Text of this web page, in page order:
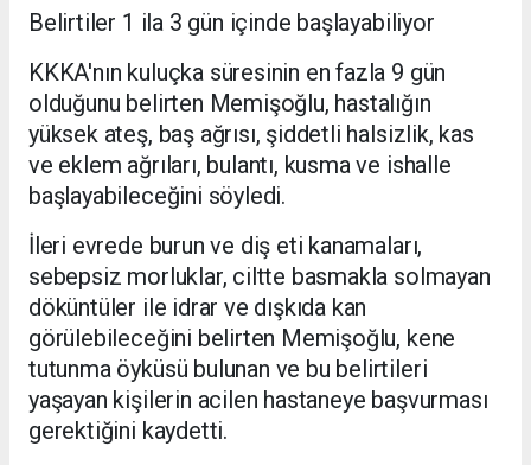
Belirtiler 1 ila 3 gün içinde başlayabiliyor
KKKA'nın kuluçka süresinin en fazla 9 gün
olduğunu belirten Memişoğlu, hastalığın
yüksek ateş, baş ağrısı, şiddetli halsizlik, kas
ve eklem ağrıları, bulantı, kusma ve ishalle
başlayabileceğini söyledi.
İleri evrede burun ve diş eti kanamaları,
sebepsiz morluklar, ciltte basmakla solmayan
döküntüler ile idrar ve dışkıda kan
görülebileceğini belirten Memişoğlu, kene
tutunma öyküsü bulunan ve bu belirtileri
yaşayan kişilerin acilen hastaneye başvurması
gerektiğini kaydetti.